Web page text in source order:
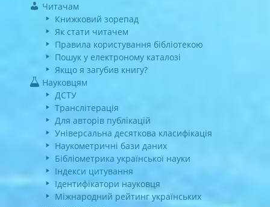
Читачам
Книжковий зорепад
Як стати читачем
Правила користування бібліотекою
Пошук у електроному каталозі
Якщо я загубив книгу?
Науковцям
ДСТУ
Транслітерація
Для авторів публікацій
Універсальна десяткова класифікація
Наукометричні бази даних
Бібліометрика української науки
Індекси цитування
Ідентифікатори науковця
Міжнародний рейтинг українських